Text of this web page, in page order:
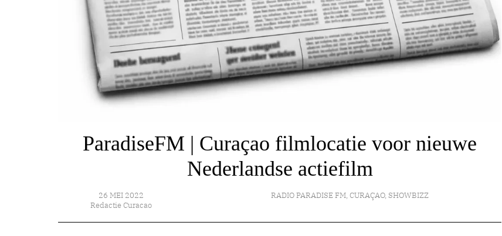
ParadiseFM | Curaçao filmlocatie voor nieuwe
Nederlandse actiefilm
26 MEI 2022
Redactie Curacao
RADIO PARADISE FM,CURAÇAO, SHOWBIZZ